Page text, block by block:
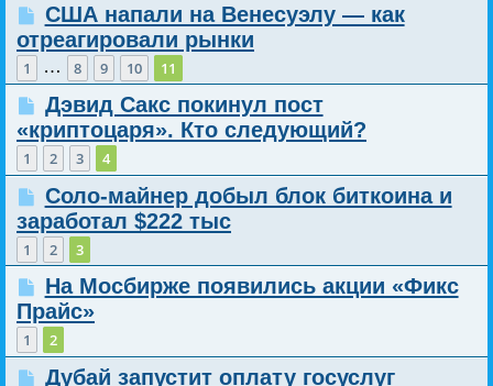
США напали на Венесуэлу — как
отреагировали рынки
1 … 8 9 10 11
Дэвид Сакс покинул пост
«криптоцаря». Кто следующий?
1 2 3 4
Соло-майнер добыл блок биткоина и
заработал $222 тыс
1 2 3
На Мосбирже появились акции «Фикс
Прайс»
1 2
Дубай запустит оплату госуслуг